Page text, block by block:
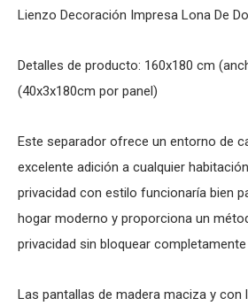
Lienzo Decoración Impresa Lona De
Detalles de producto: 160x180 cm
(40x3x180cm por panel)
Este separador ofrece un entorno de
excelente adición a cualquier
privacidad con estilo funcionaría bien
hogar moderno y proporciona un
privacidad sin bloquear completamente
Las pantallas de madera maciza y con